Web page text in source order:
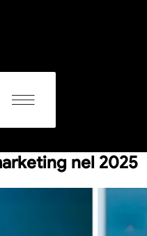
nel 2025